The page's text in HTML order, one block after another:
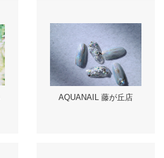
AQUANAIL 藤が丘店